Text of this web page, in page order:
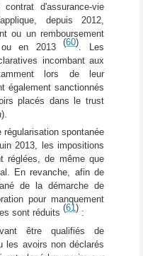
d'assurance-vie
depuis 2012,
ou un remboursement
ou en 2013(60) . Les
incombant aux
lors de leur
également sanctionnés
placés dans le trust
).
spontanée
2013, les impositions
réglées, de même que
En revanche, afin de
de la démarche de
pour manquement
sont réduits (61) :
être qualifiés de
les avoirs non déclarés